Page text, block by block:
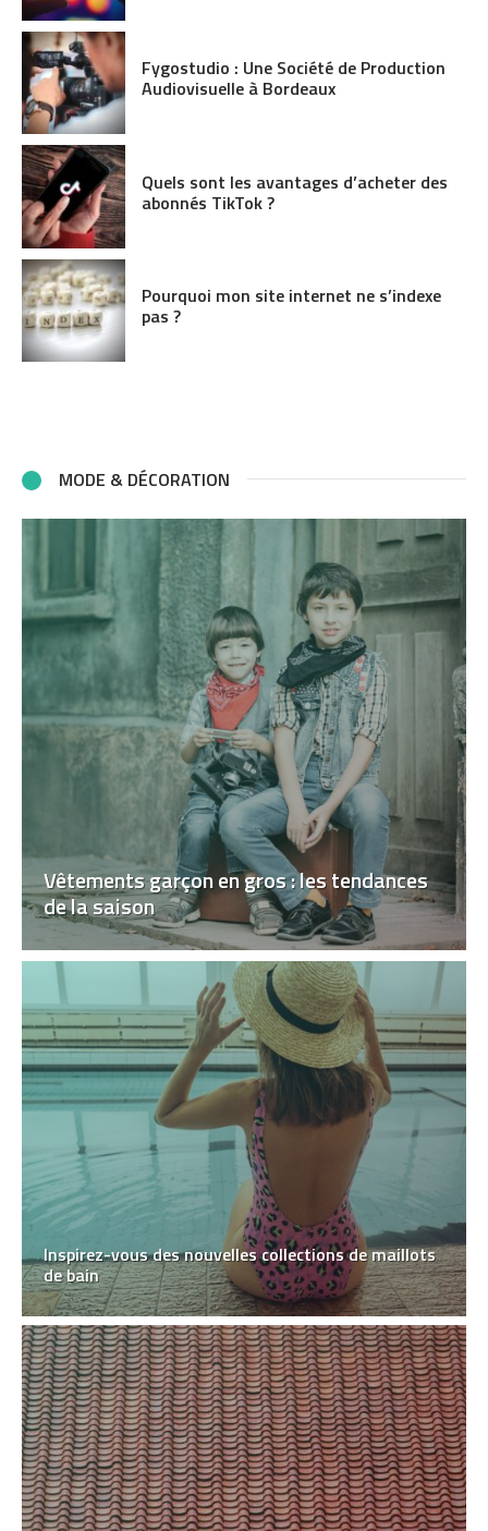
Fygostudio : Une Société de Production
Audiovisuelle à Bordeaux
Quels sont les avantages d’acheter des
abonnés TikTok ?
Pourquoi mon site internet ne s’indexe
pas ?
MODE & DÉCORATION
Vêtements garçon en gros : les tendances
de la saison
Inspirez-vous des nouvelles collections de maillots
de bain